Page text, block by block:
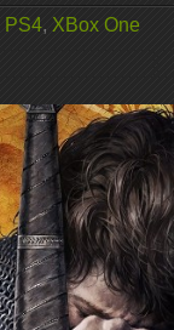
PS4, XBox One